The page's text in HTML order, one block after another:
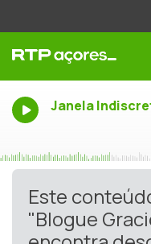
Janela
Este
"Blogue